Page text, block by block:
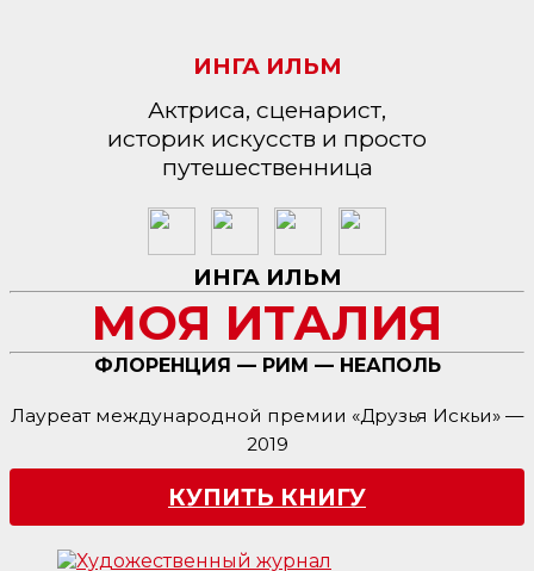
ИНГА ИЛЬМ
Актриса, сценарист,
историк искусств и просто
путешественница
ИНГА ИЛЬМ
МОЯ ИТАЛИЯ
ФЛОРЕНЦИЯ — РИМ — НЕАПОЛЬ
Лауреат международной премии «Друзья Искьи» —
2019
КУПИТЬ КНИГУ